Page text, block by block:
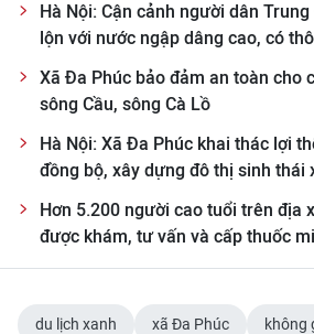
РУССКИЙ
ESPAÑOL
한국어
Hà Nội: Cận cảnh người dân
lộn với nước ngập dâng cao, có
Xã Đa Phúc bảo đảm an toàn cho
sông Cầu, sông Cà Lồ
Hà Nội: Xã Đa Phúc khai thác lợi
đồng bộ, xây dựng đô thị sinh thái
Hơn 5.200 người cao tuổi trên địa
được khám, tư vấn và cấp thuốc
du lịch xanh xã Đa Phúc không